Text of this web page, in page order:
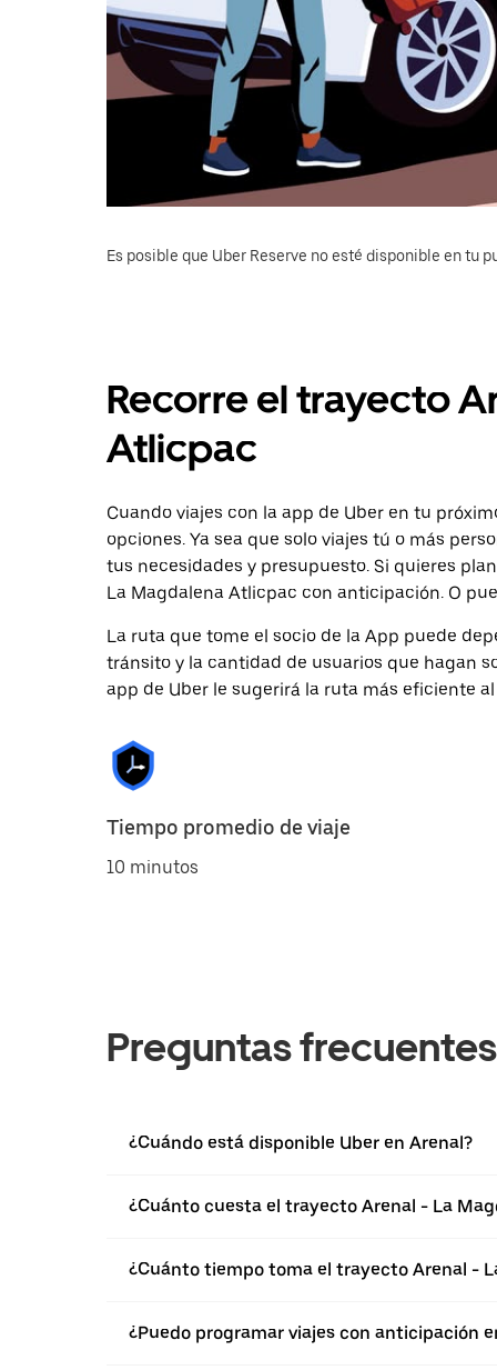
Es posible que Uber Reserve no esté disponible en tu
Recorre el trayecto
Atlicpac
Cuando viajes con la app de Uber en tu
opciones. Ya sea que solo viajes tú o más
tus necesidades y presupuesto. Si quieres
La Magdalena Atlicpac con anticipación. O
La ruta que tome el socio de la App puede
tránsito y la cantidad de usuarios que hagan
app de Uber le sugerirá la ruta más eficiente
Tiempo promedio de viaje
10 minutos
Preguntas frecuentes
¿Cuándo está disponible Uber en Arenal?
¿Cuánto cuesta el trayecto Arenal - La
¿Cuánto tiempo toma el trayecto Arenal -
¿Puedo programar viajes con anticipación